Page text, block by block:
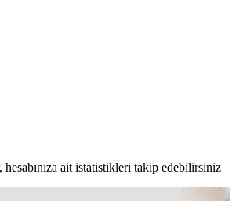
ait istatistikleri takip edebilirsiniz